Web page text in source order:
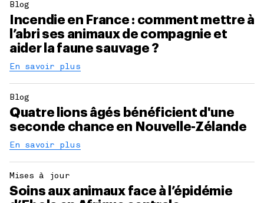
Blog
Incendie en France : comment mettre à
l’abri ses animaux de compagnie et
aider la faune sauvage ?
En savoir plus
Blog
Quatre lions âgés bénéficient d'une
seconde chance en Nouvelle-Zélande
En savoir plus
Mises à jour
Soins aux animaux face à l’épidémie